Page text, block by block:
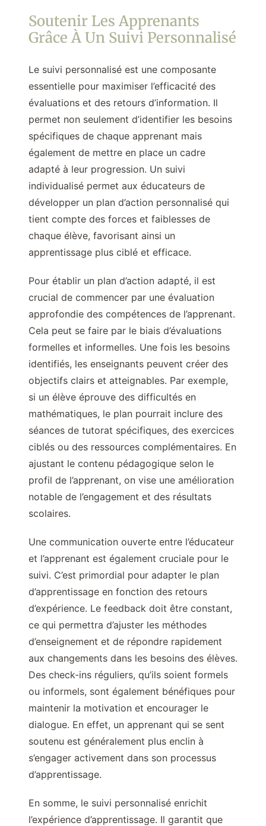
Soutenir Les Apprenants
Grâce À Un Suivi Personnalisé
Le suivi personnalisé est une composante
essentielle pour maximiser l’efficacité des
évaluations et des retours d’information. Il
permet non seulement d’identifier les besoins
spécifiques de chaque apprenant mais
également de mettre en place un cadre
adapté à leur progression. Un suivi
individualisé permet aux éducateurs de
développer un plan d’action personnalisé qui
tient compte des forces et faiblesses de
chaque élève, favorisant ainsi un
apprentissage plus ciblé et efficace.
Pour établir un plan d’action adapté, il est
crucial de commencer par une évaluation
approfondie des compétences de l’apprenant.
Cela peut se faire par le biais d’évaluations
formelles et informelles. Une fois les besoins
identifiés, les enseignants peuvent créer des
objectifs clairs et atteignables. Par exemple,
si un élève éprouve des difficultés en
mathématiques, le plan pourrait inclure des
séances de tutorat spécifiques, des exercices
ciblés ou des ressources complémentaires. En
ajustant le contenu pédagogique selon le
profil de l’apprenant, on vise une amélioration
notable de l’engagement et des résultats
scolaires.
Une communication ouverte entre l’éducateur
et l’apprenant est également cruciale pour le
suivi. C’est primordial pour adapter le plan
d’apprentissage en fonction des retours
d’expérience. Le feedback doit être constant,
ce qui permettra d’ajuster les méthodes
d’enseignement et de répondre rapidement
aux changements dans les besoins des élèves.
Des check-ins réguliers, qu’ils soient formels
ou informels, sont également bénéfiques pour
maintenir la motivation et encourager le
dialogue. En effet, un apprenant qui se sent
soutenu est généralement plus enclin à
s’engager activement dans son processus
d’apprentissage.
En somme, le suivi personnalisé enrichit
l’expérience d’apprentissage. Il garantit que